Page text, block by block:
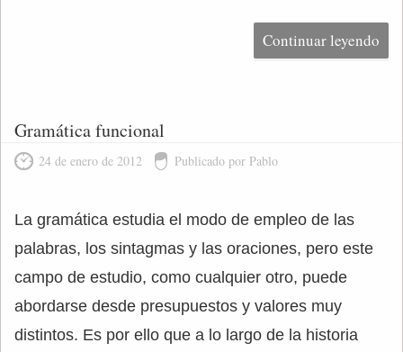
Continuar leyendo
Gramática funcional
24 de enero de 2012 Publicado por Pablo
La gramática estudia el modo de empleo de las
palabras, los sintagmas y las oraciones, pero este
campo de estudio, como cualquier otro, puede
abordarse desde presupuestos y valores muy
distintos. Es por ello que a lo largo de la historia